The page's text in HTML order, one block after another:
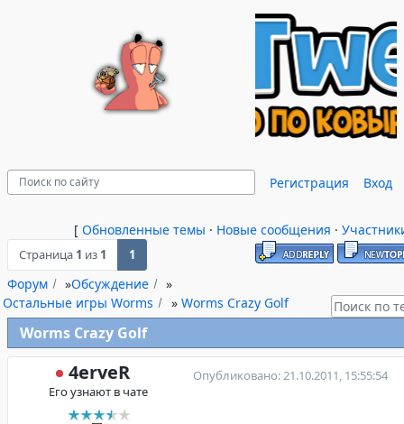
Регистрация Вход
[ Обновленные темы · Новые сообщения ·
Страница 1 из 1 1
Форум »Обсуждение
»
Остальные игры Worms
» Worms Crazy Golf
Worms Crazy Golf
4erveR
Его узнают в чате
Опубликовано: 21.10.2011, 15:55:54